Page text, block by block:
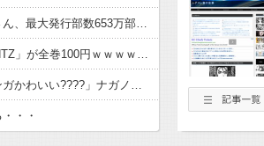
【悲報】週刊少年ジャンプさん、最大発行部数653万部から急降下でついに100万部を割ってしまうｗｗｗｗｗ
【超朗報】Amazonで「GANTZ」が全巻100円ｗｗｗｗｗｗｗｗｗｗ
ちいかわ映画見た客「モモンガかわいい????」ナガノ「ほなそろそろモモンガ■すで～」
・・